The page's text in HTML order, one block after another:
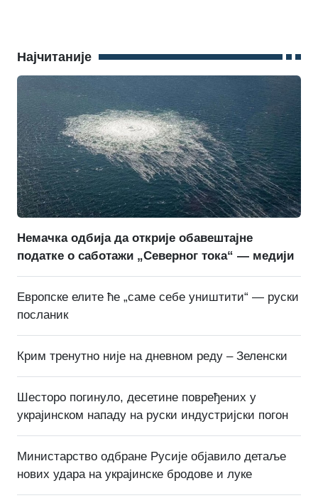
Најчитаније
Немачка одбија да открије обавештајне
податке о саботажи „Северног тока“ — медији
Европске елите ће „саме себе уништити“ — руски
посланик
Крим тренутно није на дневном реду – Зеленски
Шесторо погинуло, десетине повређених у
украјинском нападу на руски индустријски погон
Министарство одбране Русије објавило детаље
нових удара на украјинске бродове и луке